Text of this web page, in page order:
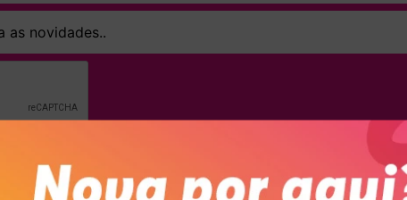
concordo em receber novidades e promoções da Dakota e suas marcas.
Confira nossa